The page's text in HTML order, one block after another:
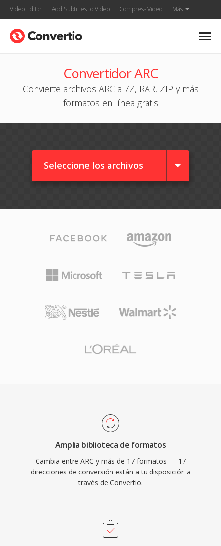
Video Editor Add Subtitles to Video Compress Video Más
Convertidor ARC
Convierte archivos ARC a 7Z, RAR, ZIP y más
formatos en línea gratis
Seleccione los archivos
Amplia biblioteca de formatos
Cambia entre ARC y más de 17 formatos — 17
direcciones de conversión están a tu disposición a
través de Convertio.